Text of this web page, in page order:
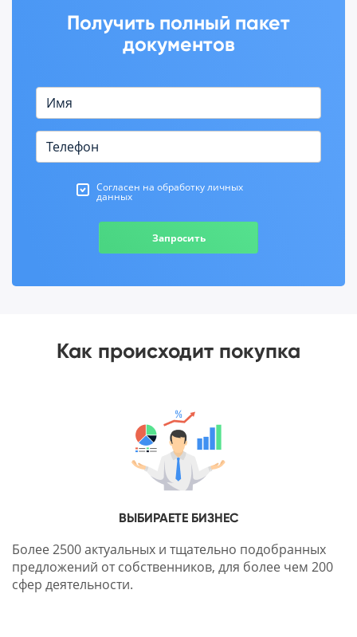
Получить полный пакет
документов
Согласен на обработку личных
данных
Запросить
Как происходит покупка
ВЫБИРАЕТЕ БИЗНЕС
Более 2500 актуальных и тщательно подобранных
предложений от собственников, для более чем 200
сфер деятельности.